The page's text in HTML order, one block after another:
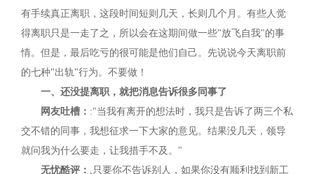
有手续真正离职，这段时间短则几天，长则几个月。有些人觉
得离职只是一走了之，所以会在这期间做一些"放飞自我"的事
情。但是，最后吃亏的很可能是他们自己。先说说今天离职前
的七种"出轨"行为。不要做！
一、还没提离职，就把消息告诉很多同事了
网友吐槽： :"当我有离开的想法时，我只是告诉了两三个私
交不错的同事，我想征求一下大家的意见。结果没几天，领导
就问我为什么要走，让我措手不及。"
无忧酷评： ,只要你不告诉别人，如果你没有顺利找到新工